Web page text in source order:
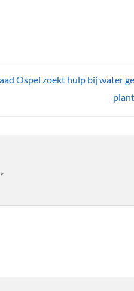
Ospel zoekt hulp bij water
*